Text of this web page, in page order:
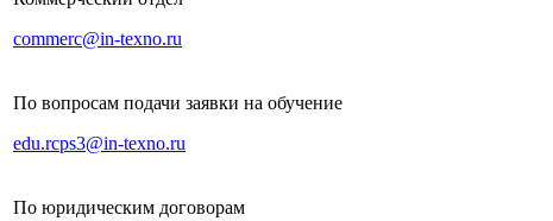
commerc@in-texno.ru
По вопросам подачи заявки на обучение
edu.rcps3@in-texno.ru
По юридическим договорам